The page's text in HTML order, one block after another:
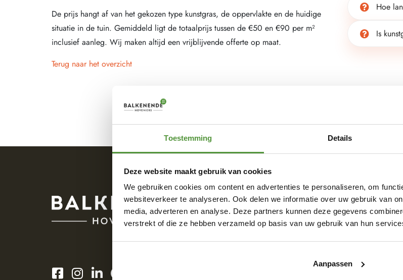
Toestemming Details
Deze website maakt gebruik van cookies
We gebruiken cookies om content en advertenties te personaliseren, om
websiteverkeer te analyseren. Ook delen we informatie over uw gebruik van
media, adverteren en analyse. Deze partners kunnen deze gegevens
verstrekt of die ze hebben verzameld op basis van uw gebruik van hun
Aanpassen
De prijs hangt af van het gekozen type kunstgras, de oppervlakte en de huidige
situatie in de tuin. Gemiddeld ligt de totaalprijs tussen de €50 en €90 per m²
inclusief aanleg. Wij maken altijd een vrijblijvende offerte op maat.
Terug naar het overzicht
Hoe
Is
Over ons
Onze
Blog
Inspiratie